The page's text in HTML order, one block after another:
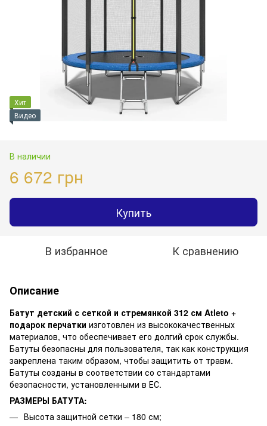
Хит
Видео
В наличии
6 672 грн
Купить
В избранное К сравнению
Описание
Батут детский с сеткой и стремянкой 312 см Atleto +
подарок перчатки изготовлен из высококачественных
материалов, что обеспечивает его долгий срок службы.
Батуты безопасны для пользователя, так как конструкция
закреплена таким образом, чтобы защитить от травм.
Батуты созданы в соответствии со стандартами
безопасности, установленными в ЕС.
РАЗМЕРЫ БАТУТА:
Высота защитной сетки – 180 см;